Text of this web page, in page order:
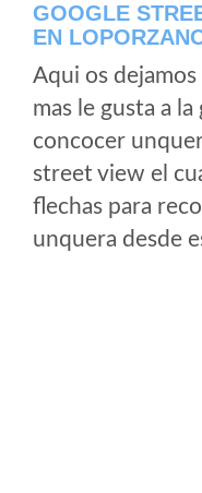
GOOGLE
EN
Aqui os
mas le gusta a
concocer
street view el
flechas para
unquera desde